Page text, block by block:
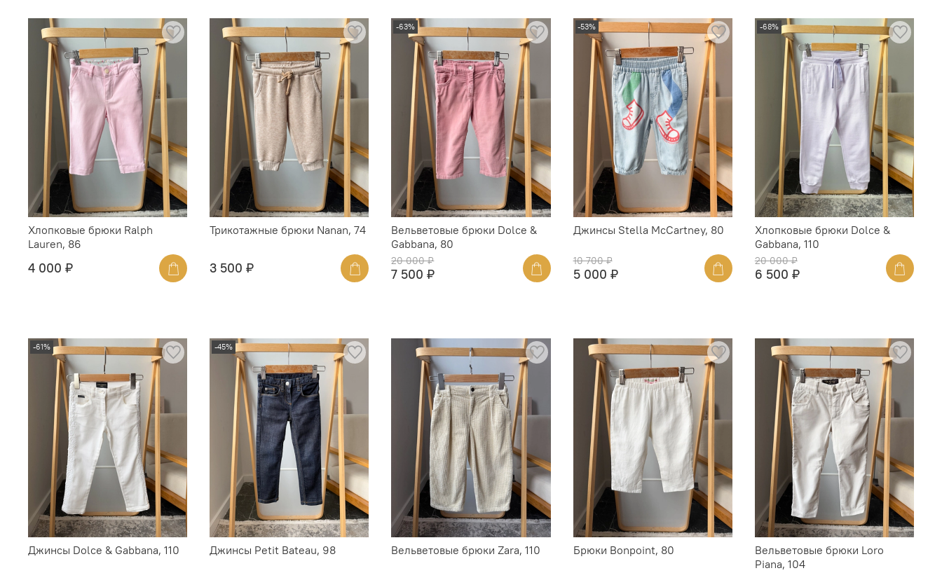
Хлопковые брюки Ralph
Lauren, 86
4 000 ₽
Трикотажные брюки Nanan, 74
3 500 ₽
-63%
Вельветовые брюки Dolce &
Gabbana, 80
20 000 ₽
7 500 ₽
-53%
Джинсы Stella McCartney, 80
10 700 ₽
5 000 ₽
-68%
Хлопковые брюки Dolce &
Gabbana, 110
20 000 ₽
6 500 ₽
-61%
Джинсы Dolce & Gabbana, 110
-45%
Джинсы Petit Bateau, 98 Вельветовые брюки Zara, 110 Брюки Bonpoint, 80
Вельветовые брюки Loro
Piana, 104